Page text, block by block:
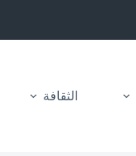
الثقافة